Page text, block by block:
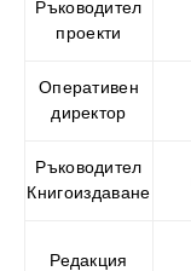
Ръководител
проекти
Oперативен
директор
Ръководител
Книгоиздаване
Редакция